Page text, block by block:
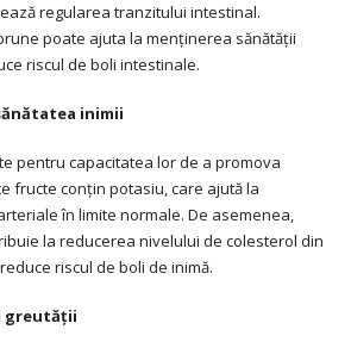
regularea tranzitului intestinal.
poate ajuta la menținerea sănătății
riscul de boli intestinale.
inimii
pentru capacitatea lor de a promova
fructe conțin potasiu, care ajută la
în limite normale. De asemenea,
la reducerea nivelului de colesterol din
riscul de boli de inimă.
greutății